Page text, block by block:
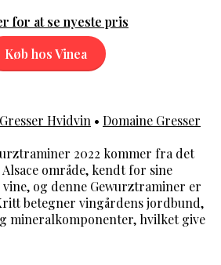
for at se nyeste pris
Køb hos Vinea
Hvidvin • Domaine Gresser
2022 kommer fra det
område, kendt for sine
og denne Gewurztraminer er
betegner vingårdens jordbund,
mineralkomponenter, hvilket give